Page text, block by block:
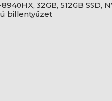
32GB, 512GB SSD,
billentyűzet